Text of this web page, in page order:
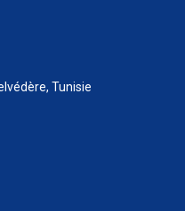
Tunisie